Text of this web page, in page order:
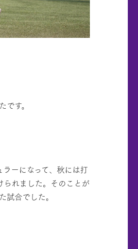
す。
ーになって、秋には打
られました。そのことが
合でした。